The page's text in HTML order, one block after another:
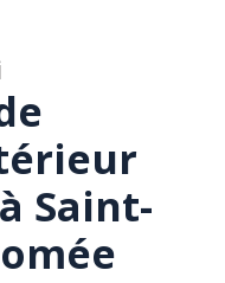
Saint-